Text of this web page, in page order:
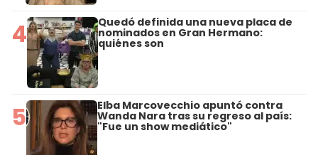
4 Quedó definida una nueva placa de
nominados en Gran Hermano:
quiénes son
5 Elba Marcovecchio apuntó contra
Wanda Nara tras su regreso al país:
"Fue un show mediático"